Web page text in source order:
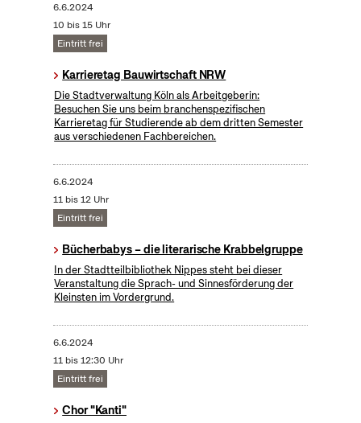
6.6.2024
10 bis 15 Uhr
Eintritt frei
Karrieretag Bauwirtschaft NRW
Die Stadtverwaltung Köln als Arbeitgeberin:
Besuchen Sie uns beim branchenspezifischen
Karrieretag für Studierende ab dem dritten Semester
aus verschiedenen Fachbereichen.
6.6.2024
11 bis 12 Uhr
Eintritt frei
Bücherbabys – die literarische Krabbelgruppe
In der Stadtteilbibliothek Nippes steht bei dieser
Veranstaltung die Sprach- und Sinnesförderung der
Kleinsten im Vordergrund.
6.6.2024
11 bis 12:30 Uhr
Eintritt frei
Chor "Kanti"